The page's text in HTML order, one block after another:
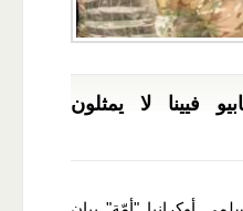
فيينا لا يمثلون